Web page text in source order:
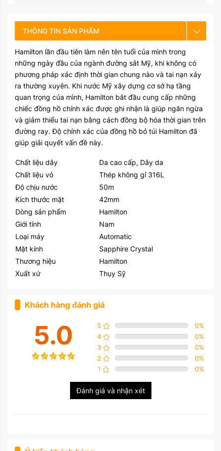
THÔNG TIN SẢN PHẨM
CHẾ ĐỘ BẢO HÀNH
HƯỚNG DẪN SỬ DỤNG
Hamilton lần đầu tiên làm nên tên tuổi của mình trong
những ngày đầu của ngành đường sắt Mỹ, khi không có
phương pháp xác định thời gian chung nào và tai nạn xảy
ra thường xuyên. Khi nước Mỹ xây dựng cơ sở hạ tầng
quan trọng của mình, Hamilton bắt đầu cung cấp những
chiếc đồng hồ chính xác được ghi nhận là giúp ngăn ngừa
và giảm thiểu tai nạn bằng cách đồng bộ hóa thời gian trên
đường ray. Độ chính xác của đồng hồ bỏ túi Hamilton đã
giúp giải quyết vấn đề này.
Chất liệu dây
Da cao cấp, Dây da
Chất liệu vỏ
Thép không gỉ 316L
Độ chịu nước
50m
Kích thước mặt
42mm
Dòng sản phẩm
Hamilton
Giới tính
Nam
Loại máy
Automatic
Mặt kính
Sapphire Crystal
Thương hiệu
Hamilton
Xuất xứ
Thụy Sỹ
Khách hàng đánh giá
5.0 5 0%
4
0%
3
0%
2
0%
1
0%
Đánh giá và nhận xét